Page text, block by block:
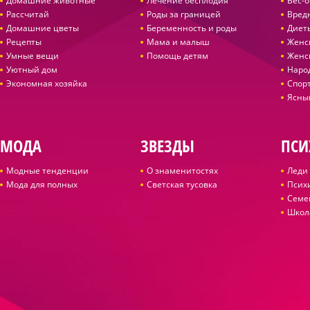
Рассчитай
Домашние цветы
Рецепты
Умные вещи
Уютный дом
Экономная хозяйка
Роды за границей
Беременность и роды
Мама и малыш
Помощь детям
МОДА
Модные тенденции
Мода для полных
ЗВЕЗДЫ
О знаменитостях
Светская тусовка
Леди